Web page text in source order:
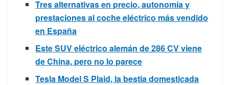
Tres alternativas en precio, autonomía y
prestaciones al coche eléctrico más vendido
en España
Este SUV eléctrico alemán de 286 CV viene
de China, pero no lo parece
Tesla Model S Plaid, la bestia domesticada